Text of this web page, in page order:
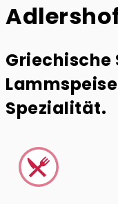
Spezialität.